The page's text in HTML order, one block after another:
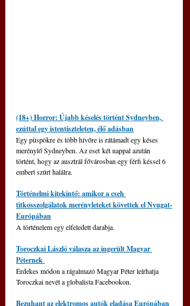
(18+) Horror: Újabb késelés történt Sydneyben,
ezúttal egy istentiszteleten, élő adásban
Egy püspökre és több hívőre is rátámadt egy késes
merénylő Sydneyben. Az eset két nappal azután
történt, hogy az ausztrál fővárosban egy férfi késsel 6
embert szúrt halálra.
Történelmi kitekintő: amikor a cseh
titkosszolgálatok merényleteket követtek el Nyugat-
Európában
A történelem egy elfeledett darabja.
Toroczkai László válasza az ingerült Magyar
Péternek
Érdekes módon a rágalmazó Magyar Péter leírhatja
Toroczkai nevét a globalista Facebookon.
Bezuhant az elektromos autók eladása Európában